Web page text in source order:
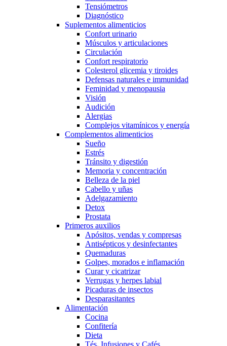
Tensiómetros
Diagnóstico
Suplementos alimenticios
Confort urinario
Músculos y articulaciones
Circulación
Confort respiratorio
Colesterol glicemia y tiroides
Defensas naturales e immunidad
Feminidad y menopausia
Visión
Audición
Alergias
Complejos vitamínicos y energía
Complementos alimenticios
Sueño
Estrés
Tránsito y digestión
Memoria y concentración
Belleza de la piel
Cabello y uñas
Adelgazamiento
Detox
Prostata
Primeros auxilios
Apósitos, vendas y compresas
Antisépticos y desinfectantes
Quemaduras
Golpes, morados e inflamación
Curar y cicatrizar
Verrugas y herpes labial
Picaduras de insectos
Desparasitantes
Alimentación
Cocina
Confitería
Dieta